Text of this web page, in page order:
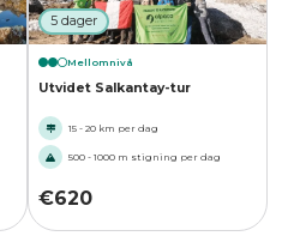
5 dager
Mellomnivå
Utvidet Salkantay-tur
15 - 20 km per dag
500 - 1000 m stigning per dag
€620